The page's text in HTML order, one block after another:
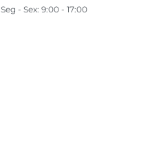
Seg - Sex: 9:00 - 17:00